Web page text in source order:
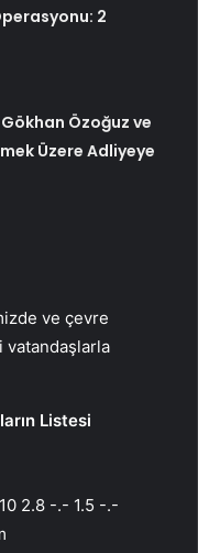
2
Özoğuz ve
Üzere Adliyeye
ve çevre
Listesi
2.8 -.- 1.5 -.-